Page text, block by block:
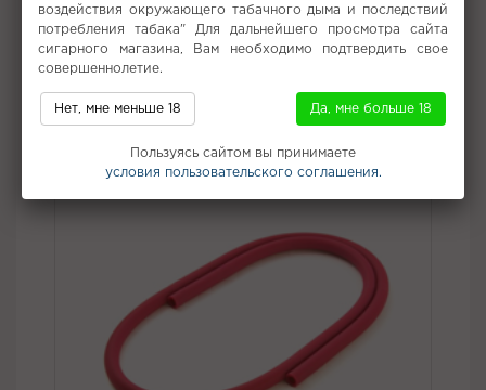
Дыня
Все вкусы табака для кальяна Darkside
Не забудьте купить
воздействия окружающего табачного дыма и последствий
потребления табака" Для дальнейшего просмотра сайта
сигарного магазина, Вам необходимо подтвердить свое
совершеннолетие.
Нет, мне меньше 18 Да, мне больше 18
Пользуясь сайтом вы принимаете
условия пользовательского соглашения.